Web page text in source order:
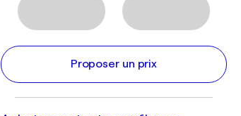
Proposer un prix